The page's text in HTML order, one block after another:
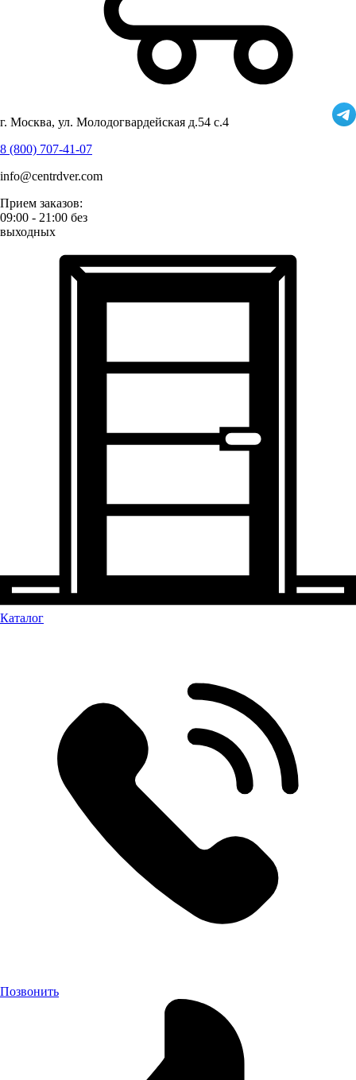
г. Москва, ул. Молодогвардейская д.54 с.4
8 (800) 707-41-07
info@centrdver.com
Прием заказов:
09:00 - 21:00 без
выходных
Каталог
Позвонить